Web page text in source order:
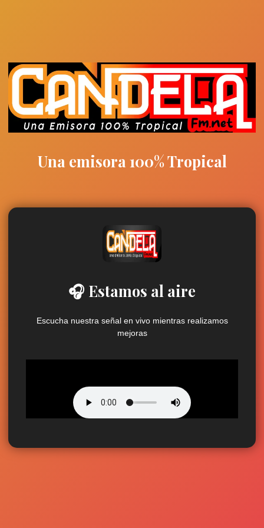
Una emisora 100% Tropical
🎧 Estamos al aire
Escucha nuestra señal en vivo mientras realizamos
mejoras